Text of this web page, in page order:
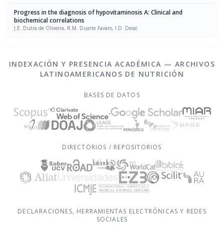
Progress in the diagnosis of hypovitaminosis A: Clinical and
biochemical correlations
J.E. Dutra de Oliveira, R.M. Duarte Favaro, I.D. Desai
INDEXACIÓN Y PRESENCIA ACADÉMICA — ARCHIVOS
LATINOAMERICANOS DE NUTRICIÓN
BASES DE DATOS
DIRECTORIOS / REPOSITORIOS
DECLARACIONES, HERRAMIENTAS ELECTRÓNICAS Y REDES
SOCIALES